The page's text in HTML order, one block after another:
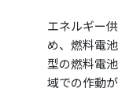
エネルギー
め、燃料電
型の燃料電
域での作動